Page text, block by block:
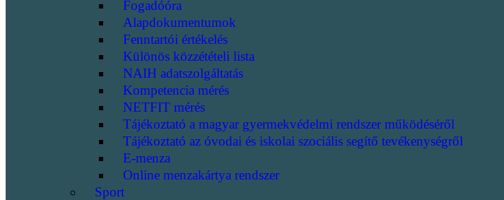
Fogadóóra
Alapdokumentumok
Fenntartói értékelés
Különös közzétételi lista
NAIH adatszolgáltatás
Kompetencia mérés
NETFIT mérés
Tájékoztató a magyar gyermekvédelmi rendszer működéséről
Tájékoztató az óvodai és iskolai szociális segítő tevékenységről
E-menza
Online menzakártya rendszer
Sport